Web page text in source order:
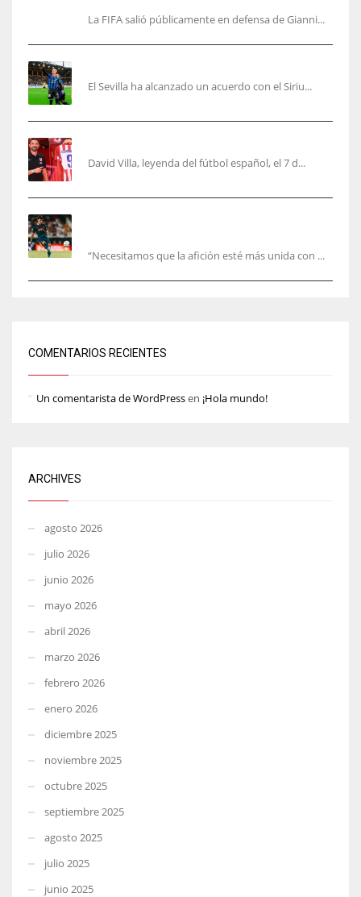
La FIFA salió públicamente en defensa de Gianni...
El Sevilla ha alcanzado un acuerdo con el Siriu...
David Villa, leyenda del fútbol español, el 7 d...
“Necesitamos que la afición esté más unida con ...
COMENTARIOS RECIENTES
Un comentarista de WordPressen ¡Hola mundo!
ARCHIVES
agosto 2026
julio 2026
junio 2026
mayo 2026
abril 2026
marzo 2026
febrero 2026
enero 2026
diciembre 2025
noviembre 2025
octubre 2025
septiembre 2025
agosto 2025
julio 2025
junio 2025